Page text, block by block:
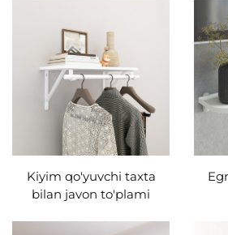
Kiyim qo'yuvchi taxta
bilan javon to'plami